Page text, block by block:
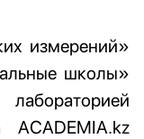
измерений»
школы»
ACADEMIA.kz